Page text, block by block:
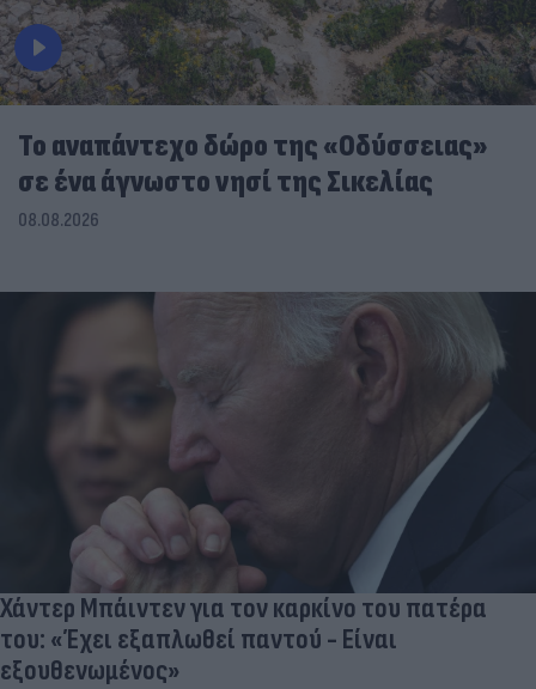
To αναπάντεχο δώρο της «Οδύσσειας»
σε ένα άγνωστο νησί της Σικελίας
08.08.2026
Χάντερ Μπάιντεν για τον καρκίνο του πατέρα
του: «Έχει εξαπλωθεί παντού - Είναι
εξουθενωμένος»